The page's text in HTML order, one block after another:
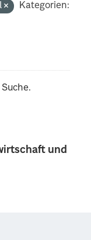
und
Kategorien: